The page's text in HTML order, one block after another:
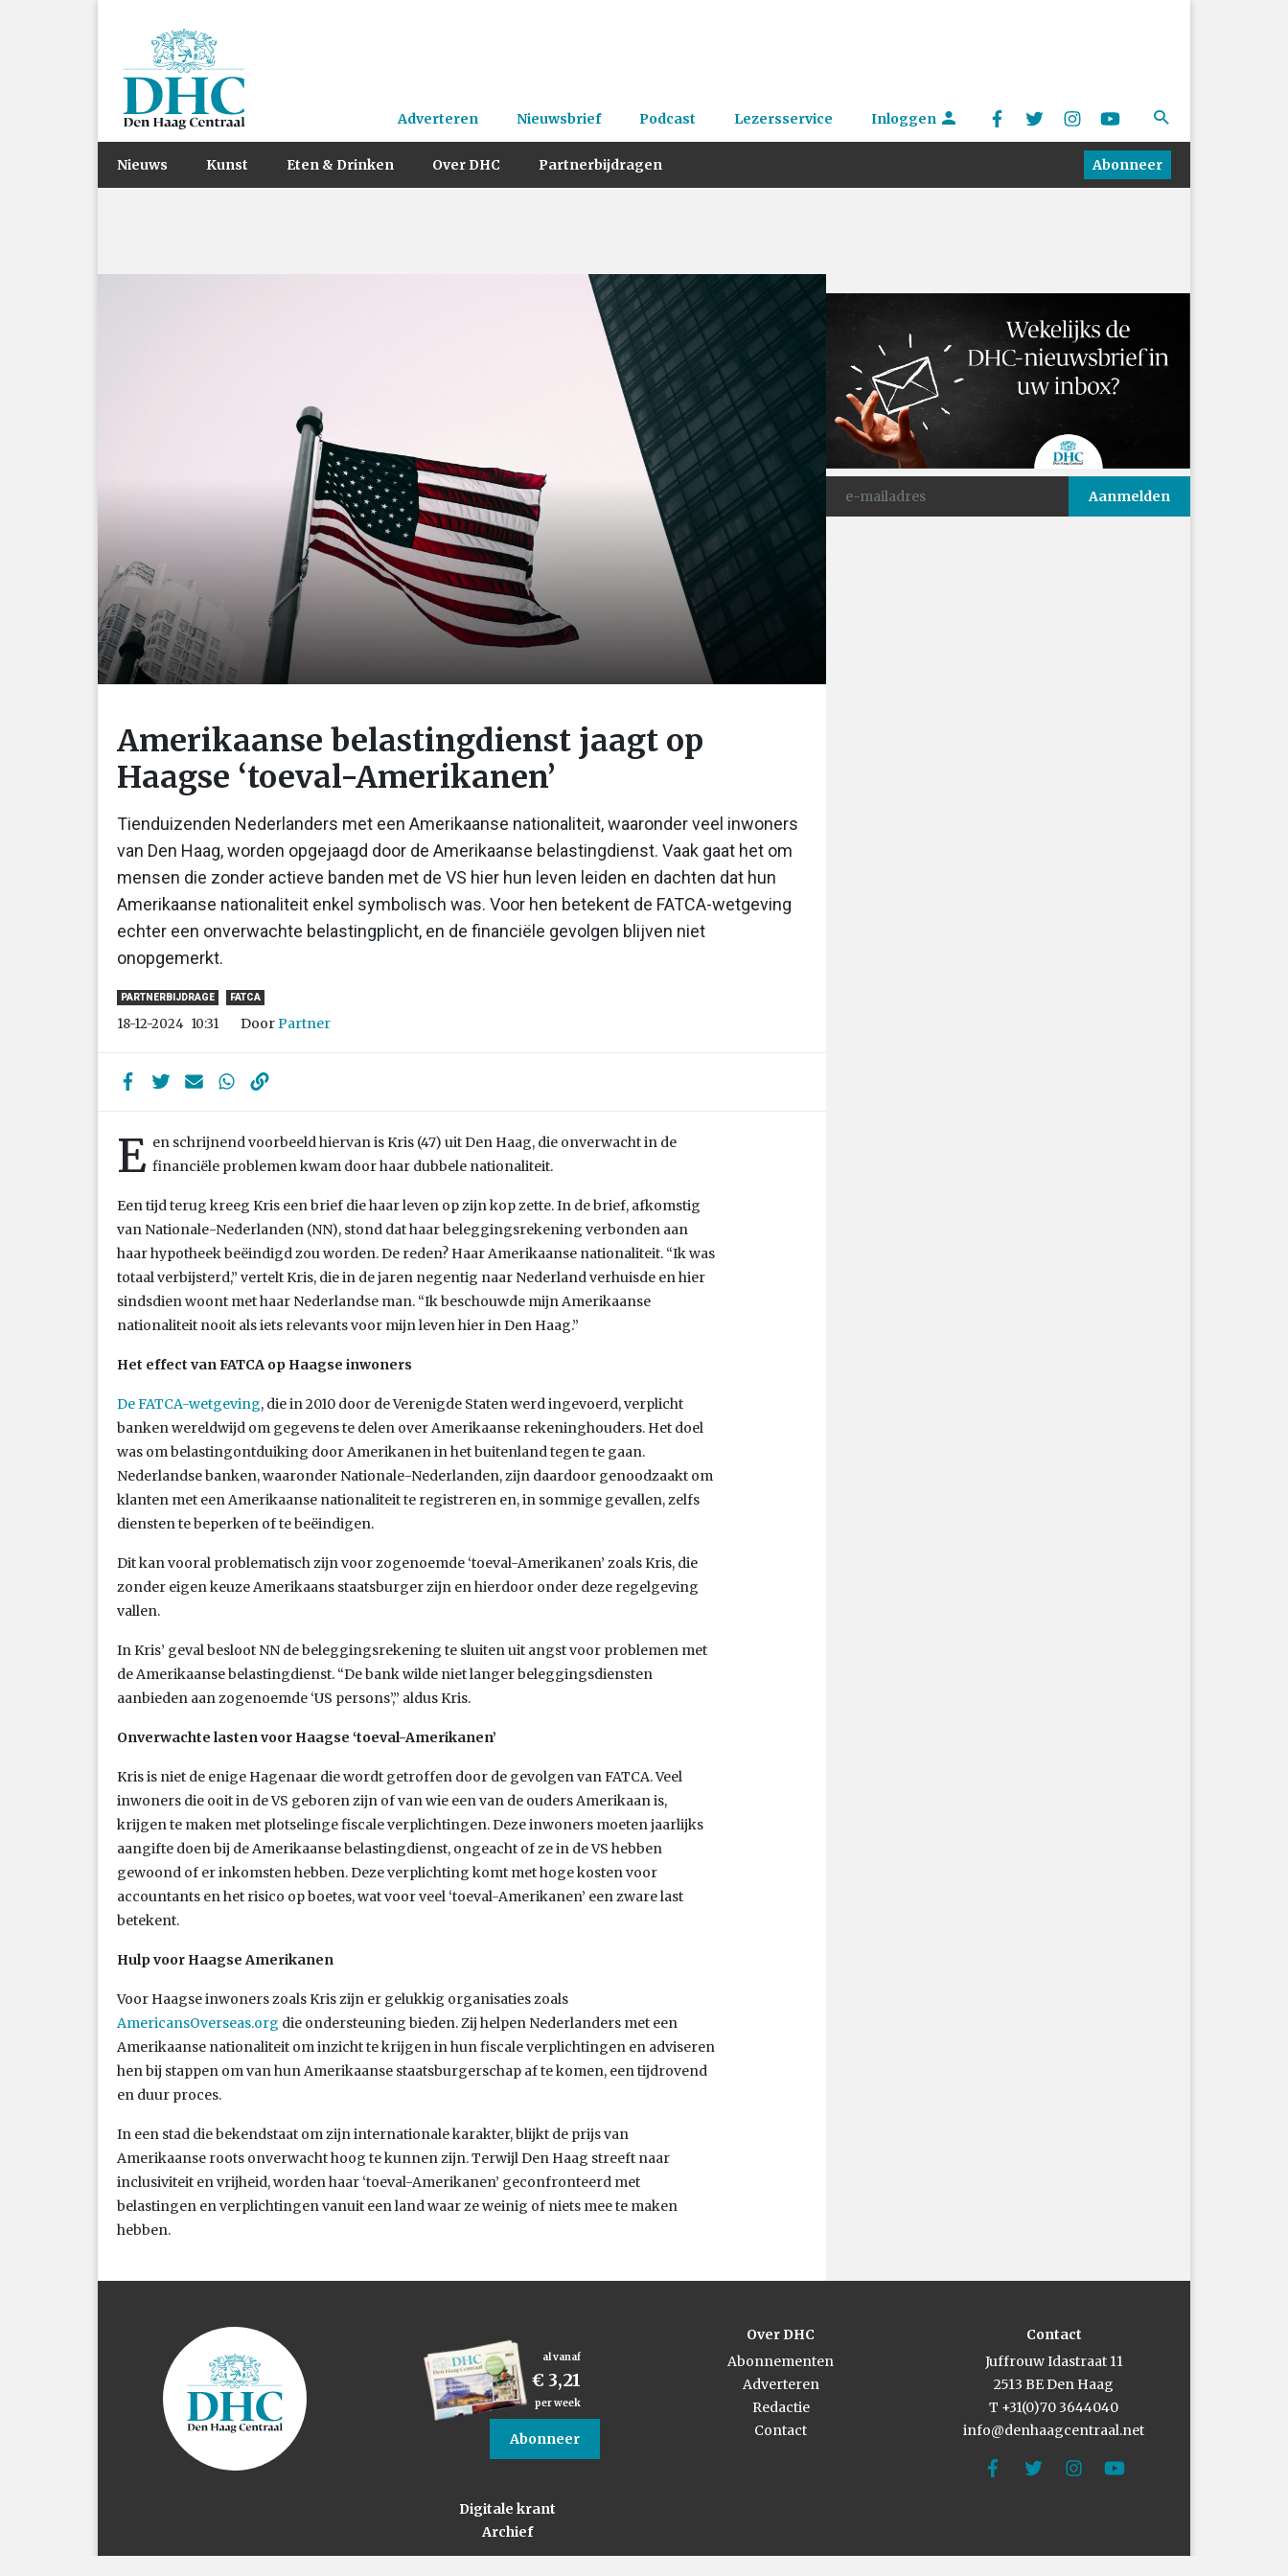
Adverteren Nieuwsbrief Podcast Lezersservice Inloggen
Nieuws Kunst Eten & Drinken Over DHC Partnerbijdragen Abonneer
Amerikaanse belastingdienst jaagt op
Haagse ‘toeval-Amerikanen’
Tienduizenden Nederlanders met een Amerikaanse nationaliteit, waaronder veel inwoners
van Den Haag, worden opgejaagd door de Amerikaanse belastingdienst. Vaak gaat het om
mensen die zonder actieve banden met de VS hier hun leven leiden en dachten dat hun
Amerikaanse nationaliteit enkel symbolisch was. Voor hen betekent de FATCA-wetgeving
echter een onverwachte belastingplicht, en de financiële gevolgen blijven niet
onopgemerkt.
PARTNERBIJDRAGE FATCA
18-12-2024 10:31 Door Partner
E en schrijnend voorbeeld hiervan is Kris (47) uit Den Haag, die onverwacht in de
financiële problemen kwam door haar dubbele nationaliteit.
Een tijd terug kreeg Kris een brief die haar leven op zijn kop zette. In de brief, afkomstig
van Nationale-Nederlanden (NN), stond dat haar beleggingsrekening verbonden aan
haar hypotheek beëindigd zou worden. De reden? Haar Amerikaanse nationaliteit. “Ik was
totaal verbijsterd,” vertelt Kris, die in de jaren negentig naar Nederland verhuisde en hier
sindsdien woont met haar Nederlandse man. “Ik beschouwde mijn Amerikaanse
nationaliteit nooit als iets relevants voor mijn leven hier in Den Haag.”
Het effect van FATCA op Haagse inwoners
De FATCA-wetgeving, die in 2010 door de Verenigde Staten werd ingevoerd, verplicht
banken wereldwijd om gegevens te delen over Amerikaanse rekeninghouders. Het doel
was om belastingontduiking door Amerikanen in het buitenland tegen te gaan.
Nederlandse banken, waaronder Nationale-Nederlanden, zijn daardoor genoodzaakt om
klanten met een Amerikaanse nationaliteit te registreren en, in sommige gevallen, zelfs
diensten te beperken of te beëindigen.
Dit kan vooral problematisch zijn voor zogenoemde ‘toeval-Amerikanen’ zoals Kris, die
zonder eigen keuze Amerikaans staatsburger zijn en hierdoor onder deze regelgeving
vallen.
In Kris’ geval besloot NN de beleggingsrekening te sluiten uit angst voor problemen met
de Amerikaanse belastingdienst. “De bank wilde niet langer beleggingsdiensten
aanbieden aan zogenoemde ‘US persons’,” aldus Kris.
Onverwachte lasten voor Haagse ‘toeval-Amerikanen’
Kris is niet de enige Hagenaar die wordt getroffen door de gevolgen van FATCA. Veel
inwoners die ooit in de VS geboren zijn of van wie een van de ouders Amerikaan is,
krijgen te maken met plotselinge fiscale verplichtingen. Deze inwoners moeten jaarlijks
aangifte doen bij de Amerikaanse belastingdienst, ongeacht of ze in de VS hebben
gewoond of er inkomsten hebben. Deze verplichting komt met hoge kosten voor
accountants en het risico op boetes, wat voor veel ‘toeval-Amerikanen’ een zware last
betekent.
Hulp voor Haagse Amerikanen
Voor Haagse inwoners zoals Kris zijn er gelukkig organisaties zoals
AmericansOverseas.org die ondersteuning bieden. Zij helpen Nederlanders met een
Amerikaanse nationaliteit om inzicht te krijgen in hun fiscale verplichtingen en adviseren
hen bij stappen om van hun Amerikaanse staatsburgerschap af te komen, een tijdrovend
en duur proces.
In een stad die bekendstaat om zijn internationale karakter, blijkt de prijs van
Amerikaanse roots onverwacht hoog te kunnen zijn. Terwijl Den Haag streeft naar
inclusiviteit en vrijheid, worden haar ‘toeval-Amerikanen’ geconfronteerd met
belastingen en verplichtingen vanuit een land waar ze weinig of niets mee te maken
hebben.
al vanaf
€ 3,21
per week
Abonneer
Digitale krant
Archief
Over DHC
Abonnementen
Adverteren
Redactie
Contact
Contact
Juffrouw Idastraat 11
2513 BE Den Haag
T +31(0)70 3644040
info@denhaagcentraal.net